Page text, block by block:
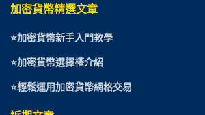
加密貨幣精選文章
⭐加密貨幣新手入門教學
⭐加密貨幣選擇權介紹
⭐輕鬆運用加密貨幣網格交易